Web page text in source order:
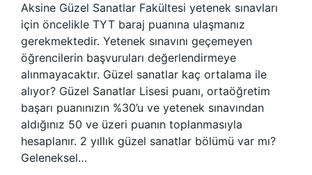
Aksine Güzel Sanatlar Fakültesi yetenek sınavları
için öncelikle TYT baraj puanına ulaşmanız
gerekmektedir. Yetenek sınavını geçemeyen
öğrencilerin başvuruları değerlendirmeye
alınmayacaktır. Güzel sanatlar kaç ortalama ile
alıyor? Güzel Sanatlar Lisesi puanı, ortaöğretim
başarı puanınızın %30’u ve yetenek sınavından
aldığınız 50 ve üzeri puanın toplanmasıyla
hesaplanır. 2 yıllık güzel sanatlar bölümü var mı?
Geleneksel…